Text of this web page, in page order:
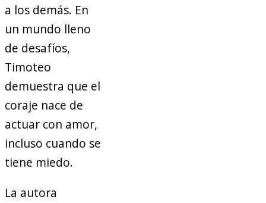
a los demás. En
un mundo lleno
de desafíos,
Timoteo
demuestra que el
coraje nace de
actuar con amor,
incluso cuando se
tiene miedo.
La autora